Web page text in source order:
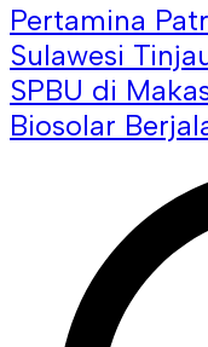
Pertamina
Sulawesi
SPBU di
Biosolar